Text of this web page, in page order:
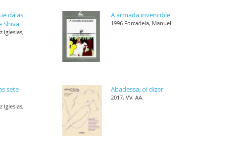
dá as
Shiva
Iglesias,
A armada invencible
1996 Forcadela, Manuel
sete
Iglesias,
Abadessa, oí dizer
2017, VV. AA.